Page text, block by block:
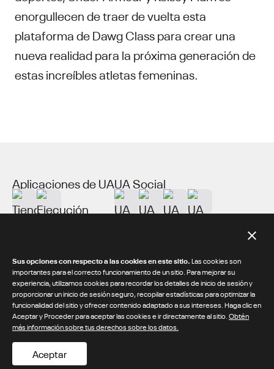
enorgullecen de traer de vuelta esta
plataforma de Dawg Class para crear una
nueva realidad para la próxima generación de
estas increíbles atletas femeninas.
Recursos adicionales
Aplicaciones de UAUA Social
© 2026 Under Armour® Inc.
Política de privacidad / Términos y condiciones /
Sus opciones con respecto a las cookies en este sitio.Las cookies son
importantes para el correcto funcionamiento de un sitio. Para mejorar su
experiencia, utilizamos cookies para recordar los detalles de inicio de sesión y
proporcionar un inicio de sesión seguro, recopilar estadísticas para optimizar la
funcionalidad del sitio y ofrecer contenido adaptado a sus intereses. Haga clic en
Aceptar y Proceder para aceptar las cookies e ir directamente al sitio. Obtén
más información sobre tus derechos sobre los datos.
Aceptar